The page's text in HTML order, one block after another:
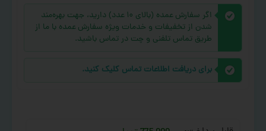
اگر سفارش عمده (بالای ۱۰ عدد) دارید، جهت بهره‌مند
شدن از تخفیفات و خدمات ویژه سفارش عمده با ما از
طریق تماس تلفنی و چت در تماس باشید.
برای دریافت اطلاعات تماس کلیک کنید.